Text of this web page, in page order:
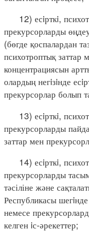
12) есiрткi,
прекурсорларды
(бөгде қоспалардан
психотроптық заттар
концентрациясын
олардың негiзiнде
прекурсорлар болып
13) есiрткi,
прекурсорларды
заттар мен
14) есiрткi,
прекурсорларды
тәсіліне және
Республикасы
немесе
келген iс-әрекеттер;